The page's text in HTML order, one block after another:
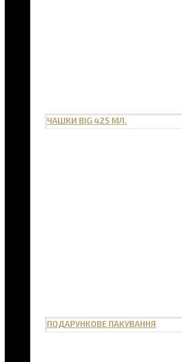
ЧАШКИ BIG 425 МЛ.
ПОДАРУНКОВЕ ПАКУВАННЯ